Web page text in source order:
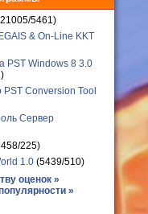
5461)
& On-Line KKT
PST Windows 8 3.0
PST Conversion Tool
Сервер
225)
1.0 (5439/510)
оценок »
»